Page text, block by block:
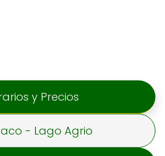
y Precios
- Lago Agrio